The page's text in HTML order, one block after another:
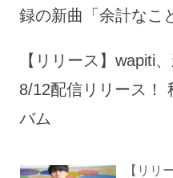
録の新曲「余計なこ
【リリース】wapiti
8/12配信リリース！
バム
【リリ